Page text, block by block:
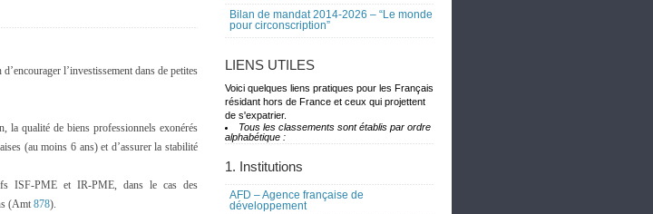
l’investissement dans de petites
la qualité de biens professionnels exonérés
(au moins 6 ans) et d’assurer la stabilité
ISF-PME et IR-PME, dans le cas des
(Amt 878).
Bilan de mandat 2014-2026 – “Le monde
pour circonscription”
LIENS UTILES
Voici quelques liens pratiques pour les Français
résidant hors de France et ceux qui projettent
de s'expatrier.
Tous les classements sont établis par ordre
alphabétique :
1. Institutions
AFD – Agence française de
développement